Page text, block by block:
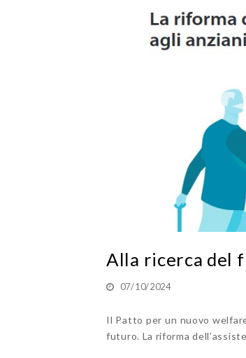
Alla ricerca del
07/10/2024
Il Patto per un nuovo
futuro. La riforma